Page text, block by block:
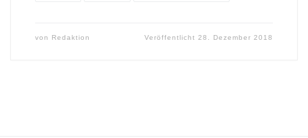
von Redaktion Veröffentlicht28. Dezember 2018